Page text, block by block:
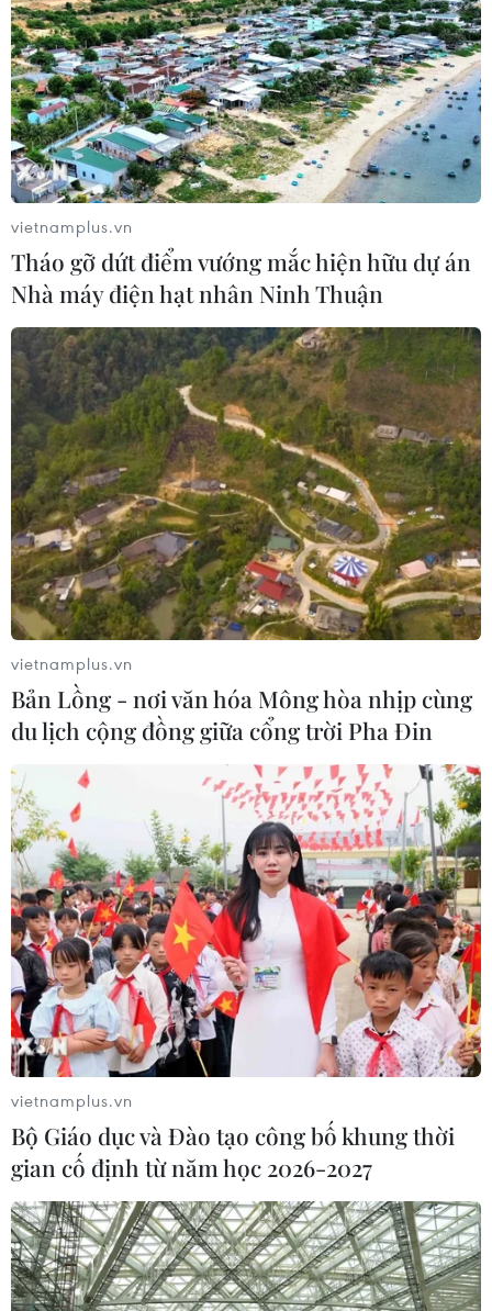
TIN CÙNG CHUYÊN MỤC
vietnamplus.vn
Tháo gỡ dứt điểm vướng mắc hiện hữu dự án
Nhà máy điện hạt nhân Ninh Thuận
vietnamplus.vn
Bản Lồng - nơi văn hóa Mông hòa nhịp cùng
du lịch cộng đồng giữa cổng trời Pha Đin
vietnamplus.vn
Bộ Giáo dục và Đào tạo công bố khung thời
gian cố định từ năm học 2026-2027